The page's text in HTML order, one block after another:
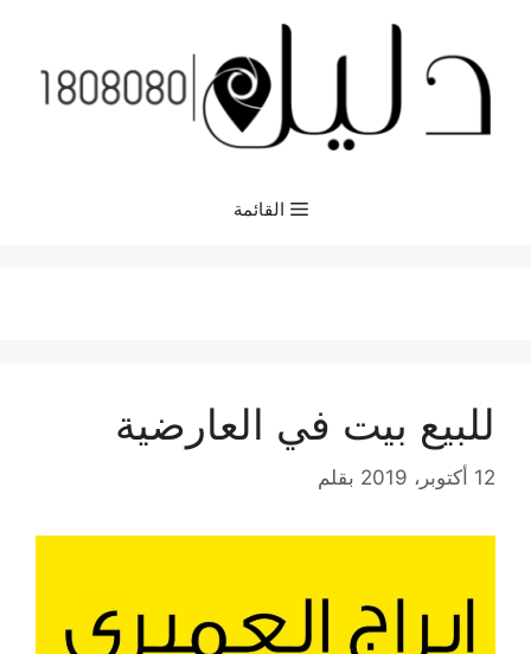
المحتوى
القائمة
للبيع بيت في العارضية
12 أكتوبر، 2019 بقلم